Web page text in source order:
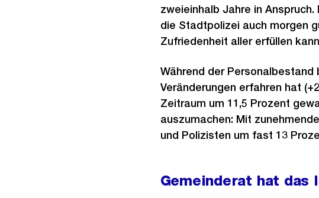
zweieinhalb Jahre in
die Stadtpolizei auch morgen
Zufriedenheit aller erfüllen
Während der
Veränderungen erfahren hat
Zeitraum um 11,5 Prozent
auszumachen: Mit
und Polizisten um fast 13
Gemeinderat hat das